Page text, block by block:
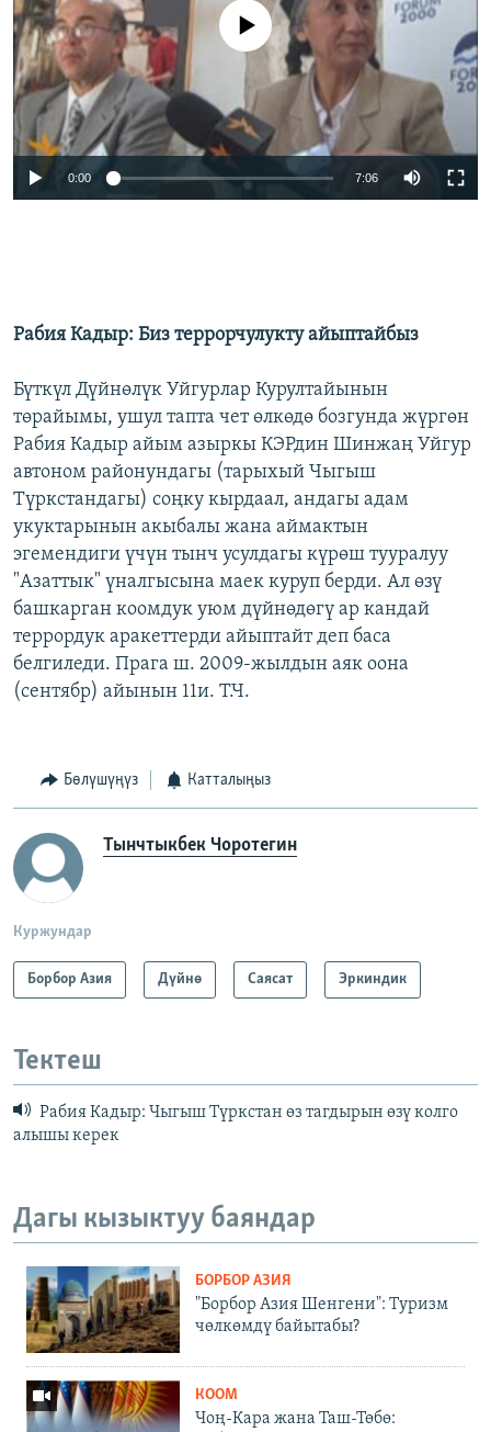
No media source currently available
0:00 7:06
Рабия Кадыр: Биз террорчулукту айыптайбыз
Бүткүл Дүйнөлүк Уйгурлар Курултайынын
төрайымы, ушул тапта чет өлкөдө бозгунда жүргөн
Рабия Кадыр айым азыркы КЭРдин Шинжаң Уйгур
автоном районундагы (тарыхый Чыгыш
Түркстандагы) соңку кырдаал, андагы адам
укуктарынын акыбалы жана аймактын
эгемендиги үчүн тынч усулдагы күрөш тууралуу
"Азаттык" үналгысына маек куруп берди. Ал өзү
башкарган коомдук уюм дүйнөдөгү ар кандай
террордук аракеттерди айыптайт деп баса
белгиледи. Прага ш. 2009-жылдын аяк оона
(сентябр) айынын 11и. Т.Ч.
Бөлүшүңүз Катталыңыз
Тынчтыкбек Чоротегин
Куржундар
Борбор Азия Дүйнө Саясат Эркиндик
Тектеш
Рабия Кадыр: Чыгыш Түркстан өз тагдырын өзү колго
алышы керек
Дагы кызыктуу баяндар
БОРБОР АЗИЯ
"Борбор Азия Шенгени": Туризм
чөлкөмдү байытабы?
КООМ
Чоң-Кара жана Таш-Төбө: